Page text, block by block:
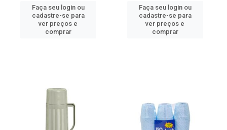
Faça seu login ou
cadastre-se para
ver preços e
comprar
Faça seu login ou
cadastre-se para
ver preços e
comprar